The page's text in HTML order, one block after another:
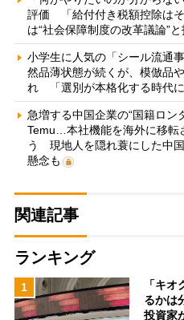
評価 「給付付き税額控除は
は“社会保障制度の改革議論”
小学生に人気の「シール流通
然品薄状態が続くが、模倣品
れ 「選別が本格化する時代に
急増する中国企業の“国籍ロン
Temu…本社機能を海外に移転
う 現地人を隠れ蓑にした中
懸念も
関連記事
ランキング
1
「キ
るかは
投資家